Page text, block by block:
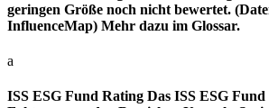
geringen Größe noch nicht bewertet.
InfluenceMap) Mehr dazu im Glossar.
a
ISS ESG Fund Rating Das ISS ESG